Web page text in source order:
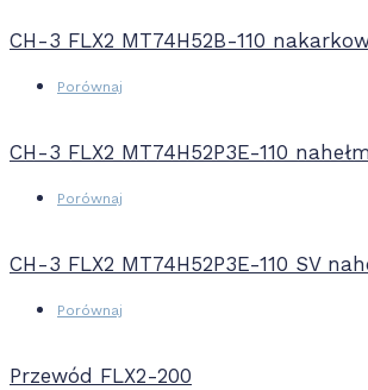
CH-3 FLX2 MT74H52B-110
Porównaj
CH-3 FLX2 MT74H52P3E-110
Porównaj
CH-3 FLX2 MT74H52P3E-110 SV
Porównaj
Przewód FLX2-200